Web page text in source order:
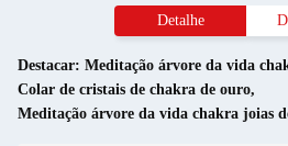
Detalhe
Destacar: Meditação árvore da vida
Colar de cristais de chakra de ouro,
Meditação árvore da vida chakra joias